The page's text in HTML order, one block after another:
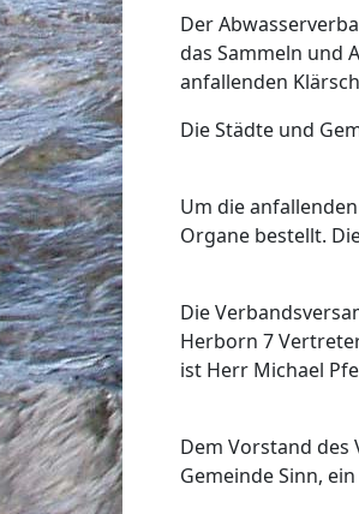
Der
das Sammeln und
anfallenden
Die Städte und
Um die
Organe bestellt.
Die
Herborn 7
ist Herr Michael
Dem Vorstand
Gemeinde Sinn,